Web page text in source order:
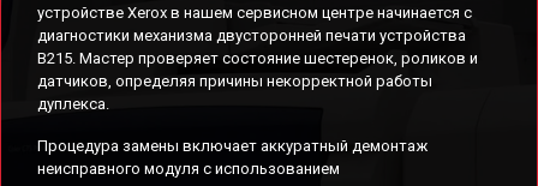
устройстве Xerox в нашем сервисном центре начинается с
диагностики механизма двусторонней печати устройства
B215. Мастер проверяет состояние шестеренок, роликов и
датчиков, определяя причины некорректной работы
дуплекса.
Процедура замены включает аккуратный демонтаж
неисправного модуля с использованием